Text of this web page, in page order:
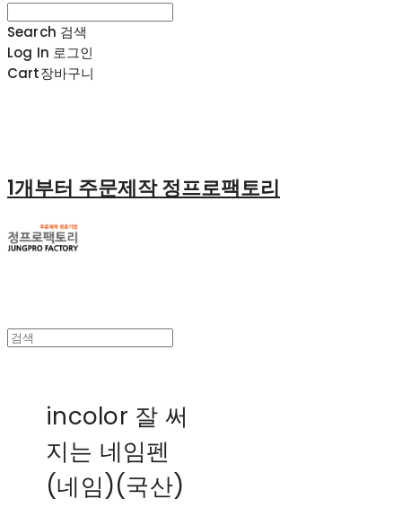
Search 검색
Log In 로그인
Cart장바구니
1개부터 주문제작 정프로팩토리
incolor 잘 써
지는 네임펜
(네임)(국산)